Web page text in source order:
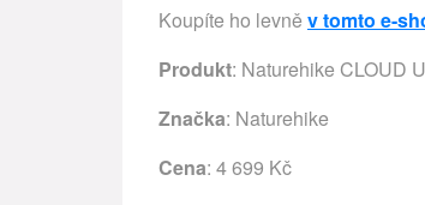
Koupíte ho levně v tomto e-
Produkt: Naturehike CLOUD
Značka: Naturehike
Cena: 4 699 Kč